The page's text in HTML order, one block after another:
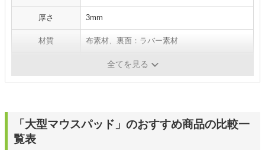
厚さ 3mm
材質 布素材、裏面：ラバー素材
全てを見る
「大型マウスパッド」のおすすめ商品の比較一
覧表